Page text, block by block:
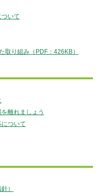
いて
取り組み（PDF：426KB）
離れましょう
ついて
）